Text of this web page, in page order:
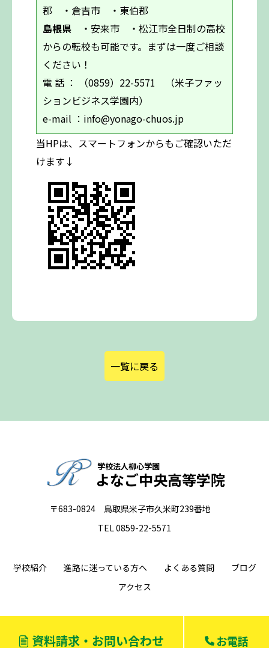
資料請求・お問い合わせ お電話
郡 ・倉吉市 ・東伯郡
島根県 ・安来市 ・松江市全日制の高校
からの転校も可能です。まずは一度ご相談
ください！
電 話 ： （0859）22-5571 （米子ファッ
ションビジネス学園内）
e-mail ：info@yonago-chuos.jp
当HPは、スマートフォンからもご確認いただ
けます↓
一覧に戻る
学校法人柳心学園
よなご中央高等学院
〒683-0824 鳥取県米子市久米町239番地
TEL 0859-22-5571
学校紹介 進路に迷っている方へ よくある質問
ブログ
アクセス
©2022 よなご中央高等学院